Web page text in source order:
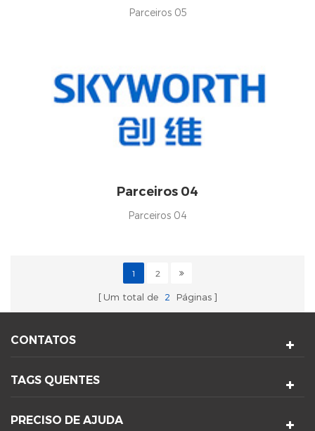
Parceiros 05
Parceiros 04
Parceiros 04
1 2
Um total de 2 Páginas
CONTATOS
TAGS QUENTES
PRECISO DE AJUDA